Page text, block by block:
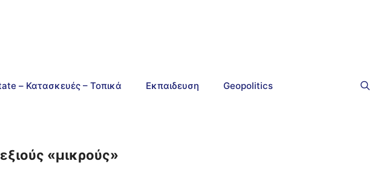
– Κατασκευές – Τοπικά Εκπαιδευση Geopolitics
«μικρούς»